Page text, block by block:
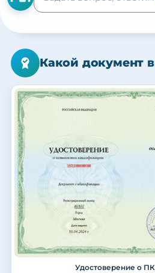
Какой документ
Удостоверение о